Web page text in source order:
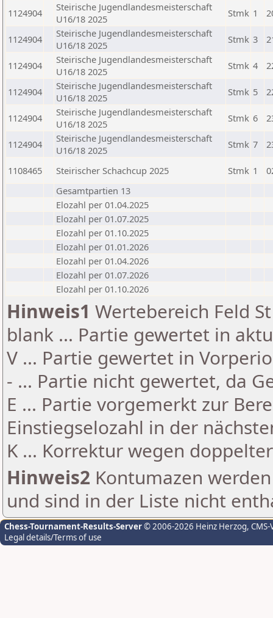
1124904
Steirische Jugendlandesmeisterschaft
U16/18 2025
Stmk 1
1124904
Steirische Jugendlandesmeisterschaft
U16/18 2025
Stmk 3
1124904
Steirische Jugendlandesmeisterschaft
U16/18 2025
Stmk 4
1124904
Steirische Jugendlandesmeisterschaft
U16/18 2025
Stmk 5
1124904
Steirische Jugendlandesmeisterschaft
U16/18 2025
Stmk 6
1124904
Steirische Jugendlandesmeisterschaft
U16/18 2025
Stmk 7
1108465 Steirischer Schachcup 2025 Stmk 1
Gesamtpartien 13
Elozahl per 01.04.2025
Elozahl per 01.07.2025
Elozahl per 01.10.2025
Elozahl per 01.01.2026
Elozahl per 01.04.2026
Elozahl per 01.07.2026
Elozahl per 01.10.2026
Hinweis1 Wertebereich Feld
blank ... Partie gewertet in
V ... Partie gewertet in
- ... Partie nicht gewertet, da
E ... Partie vorgemerkt zur
Einstiegselozahl in der
K ... Korrektur wegen
Hinweis2 Kontumazen
und sind in der Liste nicht
Chess-Tournament-Results-Server© 2006-2026 Heinz Herzog,
Legal details/Terms of use